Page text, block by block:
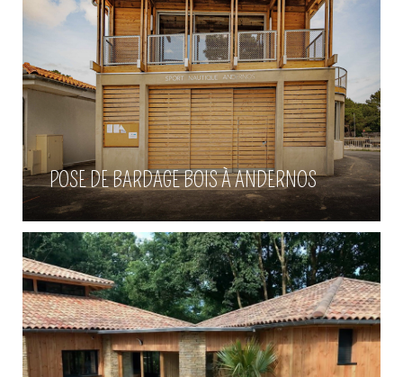
POSE DE BARDAGE BOIS À ANDERNOS
Construction de maison bois à
Arcachon
Voir plus